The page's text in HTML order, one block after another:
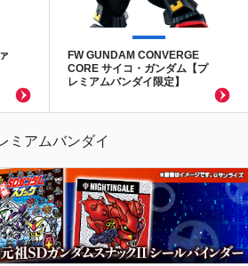
FW GUNDAM CONVERGE
CORE サイコ・ガンダム【プ
レミアムバンダイ限定】
ミアムバンダイ